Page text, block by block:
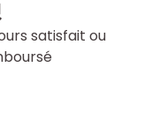
satisfait ou